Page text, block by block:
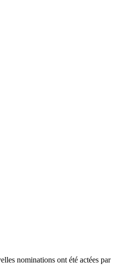
nominations ont été actées par